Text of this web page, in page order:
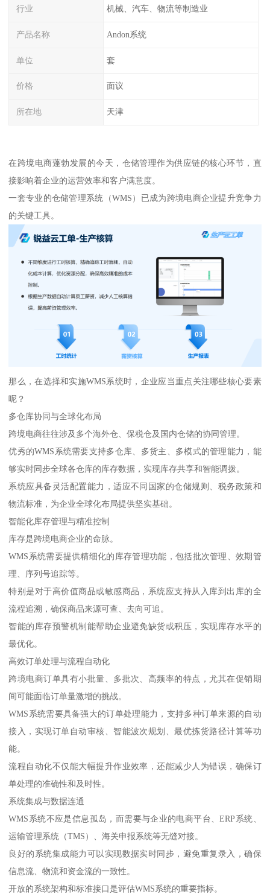
行业 机械、汽车、物流等制造业
产品名称 Andon系统
单位 套
价格 面议
所在地 天津
在跨境电商蓬勃发展的今天，仓储管理作为供应链的核心环节，直
接影响着企业的运营效率和客户满意度。
一套专业的仓储管理系统（WMS）已成为跨境电商企业提升竞争力
的关键工具。
那么，在选择和实施WMS系统时，企业应当重点关注哪些核心要素
呢？
多仓库协同与全球化布局
跨境电商往往涉及多个海外仓、保税仓及国内仓储的协同管理。
优秀的WMS系统需要支持多仓库、多货主、多模式的管理能力，能
够实时同步全球各仓库的库存数据，实现库存共享和智能调拨。
系统应具备灵活配置能力，适应不同国家的仓储规则、税务政策和
物流标准，为企业全球化布局提供坚实基础。
智能化库存管理与精准控制
库存是跨境电商企业的命脉。
WMS系统需要提供精细化的库存管理功能，包括批次管理、效期管
理、序列号追踪等。
特别是对于高价值商品或敏感商品，系统应支持从入库到出库的全
流程追溯，确保商品来源可查、去向可追。
智能的库存预警机制能帮助企业避免缺货或积压，实现库存水平的
最优化。
高效订单处理与流程自动化
跨境电商订单具有小批量、多批次、高频率的特点，尤其在促销期
间可能面临订单量激增的挑战。
WMS系统需要具备强大的订单处理能力，支持多种订单来源的自动
接入，实现订单自动审核、智能波次规划、最优拣货路径计算等功
能。
流程自动化不仅能大幅提升作业效率，还能减少人为错误，确保订
单处理的准确性和及时性。
系统集成与数据连通
WMS系统不应是信息孤岛，而需要与企业的电商平台、ERP系统、
运输管理系统（TMS）、海关申报系统等无缝对接。
良好的系统集成能力可以实现数据实时同步，避免重复录入，确保
信息流、物流和资金流的一致性。
开放的系统架构和标准接口是评估WMS系统的重要指标。